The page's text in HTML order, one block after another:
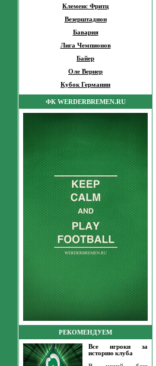
Клеменс Фритц
Везерштадион
Бавария
Лига Чемпионов
Байер
Оле Вернер
Кубок Германии
ФК WERDERBREMEN.RU
РЕКОМЕНДУЕМ
Все игроки за
историю клуба